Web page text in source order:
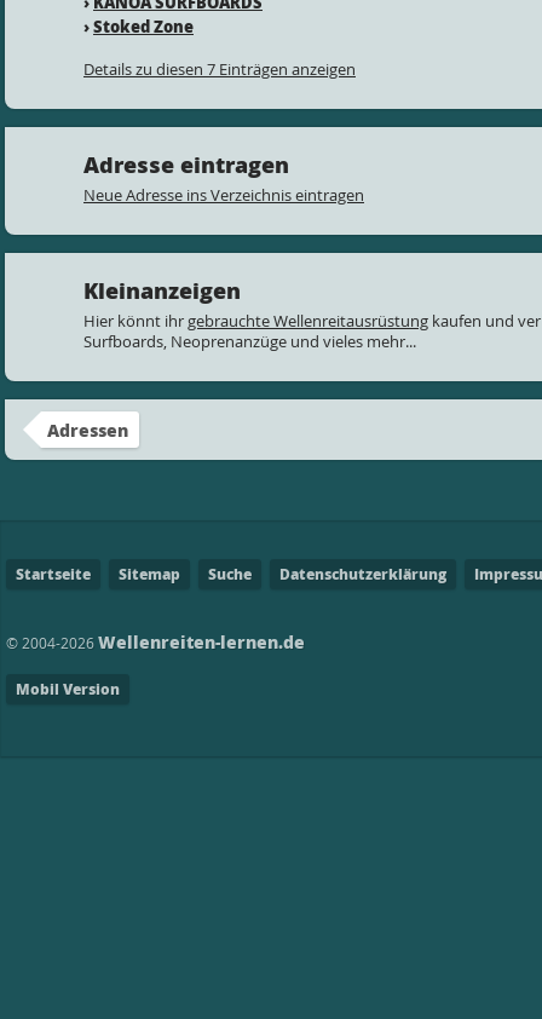
›Stoked Zone
Details zu diesen 7 Einträgen anzeigen
Adresse eintragen
Neue Adresse ins Verzeichnis eintragen
Kleinanzeigen
Hier könnt ihrgebrauchte Wellenreitausrüstung kaufen und
Surfboards, Neoprenanzüge und vieles mehr...
Adressen
Startseite Sitemap Suche Datenschutzerklärung
© 2004-2026Wellenreiten-lernen.de
Mobil Version